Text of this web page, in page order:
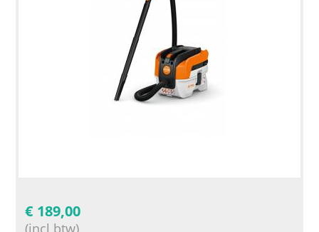
€ 189,00
(incl btw)